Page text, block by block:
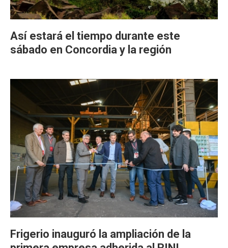
Así estará el tiempo durante este
sábado en Concordia y la región
Frigerio inauguró la ampliación de la